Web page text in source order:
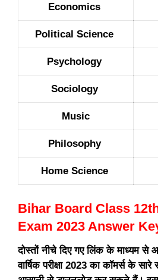
Economics
Political Science
Psychology
Sociology
Music
Philosophy
Home Science
Bihar Board Class
Exam 2023 Answer
दोस्तों नीचे दिए गए लिंक के माध्यम से
वार्षिक परीक्षा 2023 का कॉमर्स के